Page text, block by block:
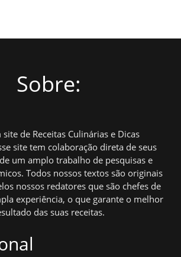
Sobre:
de Receitas Culinárias e Dicas
site tem colaboração direta de seus
um amplo trabalho de pesquisas e
Todos nossos textos são originais
nossos redatores que são chefes de
experiência, o que garante o melhor
das suas receitas.